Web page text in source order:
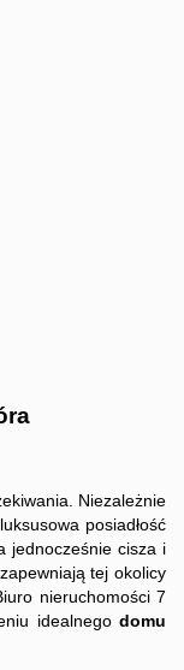
Zgłoś
Niezależnie
posiadłość
jednocześnie cisza i
tej okolicy
nieruchomości 7
idealnego domu